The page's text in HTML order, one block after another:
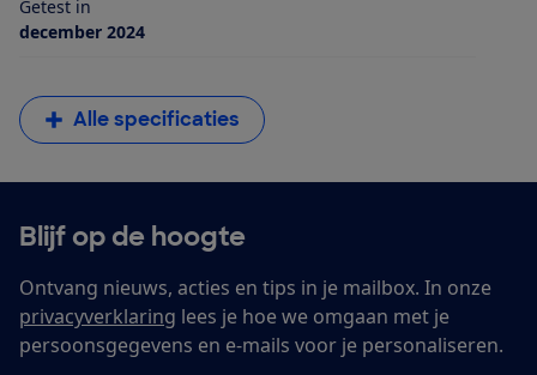
Getest in
december 2024
Alle specificaties
Blijf op de hoogte
Ontvang nieuws, acties en tips in je mailbox. In onze
privacyverklaring lees je hoe we omgaan met je
persoonsgegevens en e-mails voor je personaliseren.